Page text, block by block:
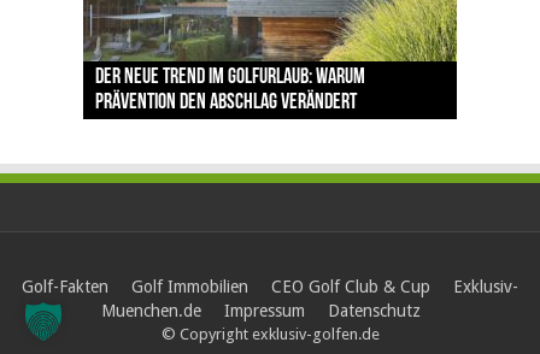
Der neue Trend im Golfurlaub: Warum
Prävention den Abschlag verändert
Luštica Bay baut Montenegros erste Golf-
Community weiter aus
Vom 85. Platz zur Claret Jug: Neuseeländer
schreibt bei The Open Geschichte
Claret Jug: Warum Scottie Scheffler die
berühmteste Golftrophäe zurückgeben muss
The Open 2026 in Royal Birkdale: Warum der
traditionsreiche Linksplatz zu den größten
Herausforderungen im Golfsport zählt
Golf-Fakten Golf Immobilien CEO Golf Club & Cup
Exklusiv-
Muenchen.de
Impressum Datenschutz
© Copyright exklusiv-golfen.de